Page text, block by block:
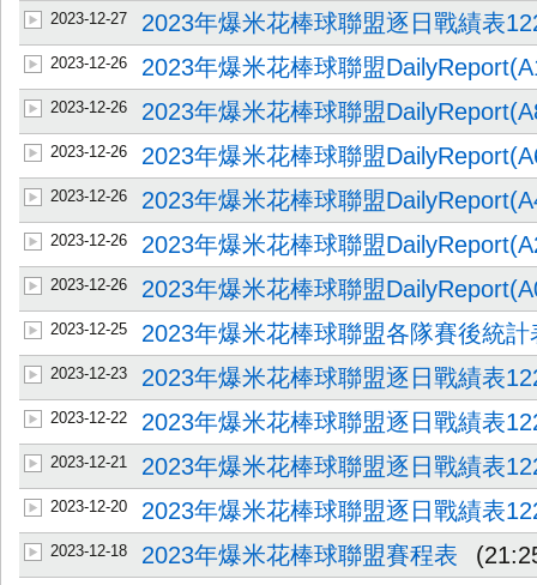
2023-12-27 2023年爆米花棒球聯盟逐日戰績表
2023-12-26 2023年爆米花棒球聯盟
2023-12-26 2023年爆米花棒球聯盟
2023-12-26 2023年爆米花棒球聯盟
2023-12-26 2023年爆米花棒球聯盟
2023-12-26 2023年爆米花棒球聯盟
2023-12-26 2023年爆米花棒球聯盟
2023-12-25 2023年爆米花棒球聯盟各隊賽後統計
2023-12-23 2023年爆米花棒球聯盟逐日戰績表
2023-12-22 2023年爆米花棒球聯盟逐日戰績表
2023-12-21 2023年爆米花棒球聯盟逐日戰績表
2023-12-20 2023年爆米花棒球聯盟逐日戰績表
2023-12-18 2023年爆米花棒球聯盟賽程表